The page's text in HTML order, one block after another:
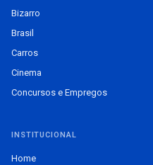
Bizarro
Brasil
Carros
Cinema
Concursos e Empregos
INSTITUCIONAL
Home